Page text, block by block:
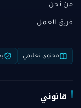
من نحن
فريق العمل
محتوى تعليمي
قانوني